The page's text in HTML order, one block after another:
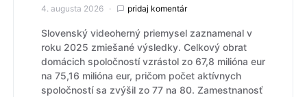
4. augusta 2026 pridaj komentár
Slovenský videoherný priemysel zaznamenal v
roku 2025 zmiešané výsledky. Celkový obrat
domácich spoločností vzrástol zo 67,8 milióna eur
na 75,16 milióna eur, pričom počet aktívnych
spoločností sa zvýšil zo 77 na 80. Zamestnanosť